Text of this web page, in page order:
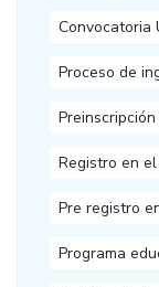
Convocatoria
Proceso de
Preinscripción
Registro en
Pre registro
Programa